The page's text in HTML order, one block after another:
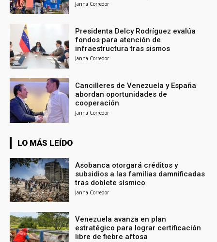
Janna Corredor
Presidenta Delcy Rodríguez evalúa
fondos para atención de
infraestructura tras sismos
Janna Corredor
Cancilleres de Venezuela y España
abordan oportunidades de
cooperación
Janna Corredor
LO MÁS LEÍDO
Asobanca otorgará créditos y
subsidios a las familias damnificadas
tras doblete sísmico
Janna Corredor
Venezuela avanza en plan
estratégico para lograr certificación
libre de fiebre aftosa